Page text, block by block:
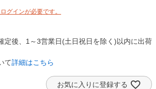
グインが必要です。
定後、1～3営業日(土日祝日を除く)以内に出荷
て詳細はこちら
お気に入りに登録する